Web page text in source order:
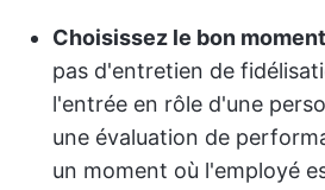
Choisissez le bon
pas d'entretien de
l'entrée en rôle d'une
une évaluation de
un moment où l'employé